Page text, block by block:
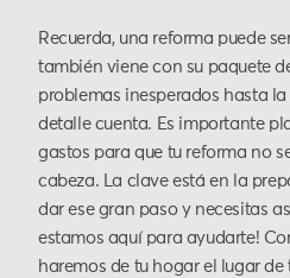
Recuerda, una reforma puede
también viene con su paquete
problemas inesperados hasta
detalle cuenta. Es importante
gastos para que tu reforma no
cabeza. La clave está en la
dar ese gran paso y necesitas
estamos aquí para ayudarte!
haremos de tu hogar el lugar de